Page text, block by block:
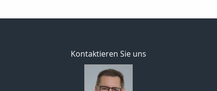
Kontaktieren Sie uns